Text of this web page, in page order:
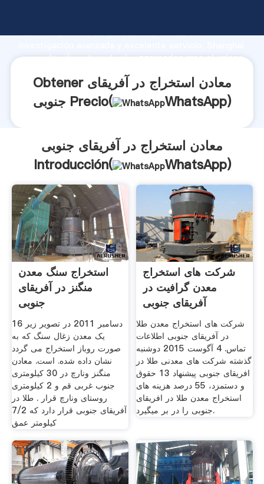
fuerte capacidad de producción, fuerza de
معادن استخراج در آفریقای جنوبی proveedor crea el valor y
Obtener معادن استخراج در آفریقای
جنوبی Precio(
WhatsApp)
معادن استخراج در آفریقای جنوبی
Introducción(
WhatsApp)
استخراج سنگ معدن
منگنز در آفریقای
جنوبی
16 دسامبر 2011 در تصویر زیر
یک معدن زغال سنگ که به
صورت روباز استخراج می گردد
نشان داده شده. است. معادن
منگنز ونارچ در 30 کیلومتری
جنوب غربی قم و 2 کیلومتری
روستای ونارچ قرار . طلا در
آفریقای جنوبی قرار دارد که 7/2
کیلومتر عمق
شرکت های استخراج
معدن گرافیت در
آفریقای جنوبی
شرکت های استخراج معدن طلا
در آفریقای جنوبی اطلاعات
تماس. 4 آگوست 2015 دوشنبه
گذشته شرکت های معدنی طلا در
افریقای جنوبی پیشنهاد 13 حقوق
و دستمزد، 55 درصد هزینه های
استخراج معدن طلا در افریقای
جنوبی را در بر میگیرد.